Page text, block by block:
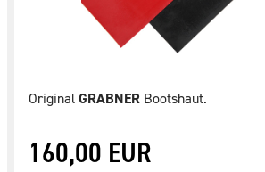
OriginalGRABNER Bootshaut.
160,00 EUR